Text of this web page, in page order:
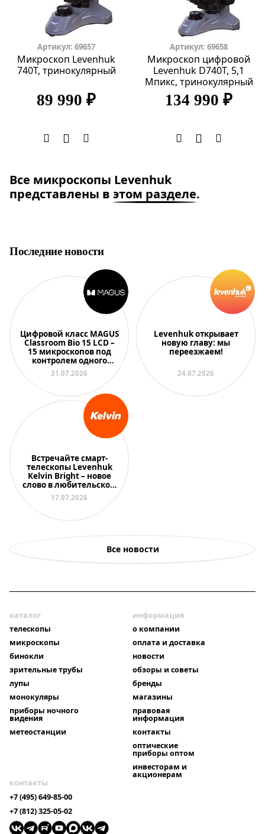
Артикул: 69657
Микроскоп Levenhuk
740T, тринокулярный
89 990 ₽
Артикул: 69658
Микроскоп цифровой
Levenhuk D740T, 5,1
Мпикс, тринокулярный
134 990 ₽
Все микроскопы Levenhuk
представлены в этом разделе.
Последние новости
Цифровой класс MAGUS
Classroom Bio 15 LCD –
15 микроскопов под
контролем одного
преподавателя
31.07.2026
Levenhuk открывает
новую главу: мы
переезжаем!
24.07.2026
Встречайте смарт-
телескопы Levenhuk
Kelvin Bright – новое
слово в любительской
астрономии
17.07.2026
Все новости
каталог
телескопы
микроскопы
бинокли
зрительные трубы
лупы
монокуляры
приборы ночного
видения
метеостанции
информация
о компании
оплата и доставка
новости
обзоры и советы
бренды
магазины
правовая
информация
контакты
оптические
приборы оптом
инвесторам и
акционерам
контакты
+7 (495) 649-85-00
+7 (812) 325-05-02